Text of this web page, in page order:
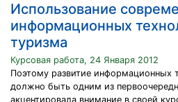
Использование
информационных
туризма
Курсовая работа, 24 Января 2012
Поэтому развитие информационных
должно быть одним из
акцентировала внимание в своей